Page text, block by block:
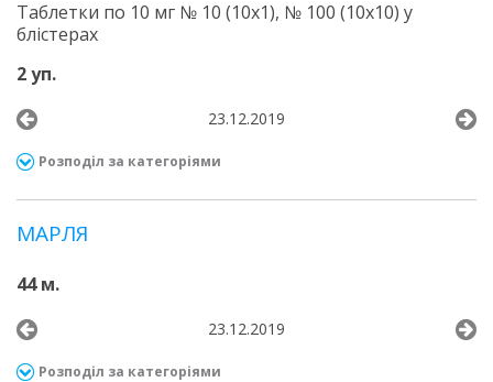
Таблетки по 10 мг № 10 (10х1), № 100 (10х10) у
блістерах
2 уп.
23.12.2019
Розподіл за категоріями
МАРЛЯ
44 м.
23.12.2019
Розподіл за категоріями